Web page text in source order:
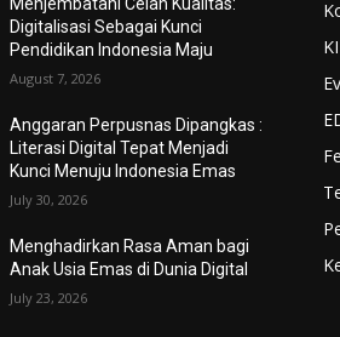
Menjembatani Celah Kualitas:
Digitalisasi Sebagai Kunci
Pendidikan Indonesia Maju
August 7, 2026
Anggaran Perpusnas Dipangkas :
Literasi Digital Tepat Menjadi
Kunci Menuju Indonesia Emas
July 30, 2026
Menghadirkan Rasa Aman bagi
Anak Usia Emas di Dunia Digital
July 23, 2026